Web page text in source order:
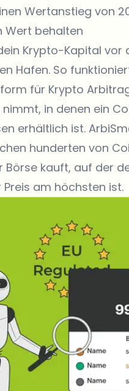
Wertanstieg von
Wert behalten
Krypto-Kapital
Hafen. So
für Krypto
in denen ein
erhältlich ist.
hunderten von
Börse kauft, auf der
am höchsten ist.